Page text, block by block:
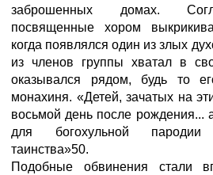
заброшенных домах.
посвященные хором
когда появлялся один из злых
из членов группы хватал в
оказывался рядом, будь то
монахиня. «Детей, зачатых на
восьмой день после рождения...
для богохульной пародии
таинства»50.
Подобные обвинения стали